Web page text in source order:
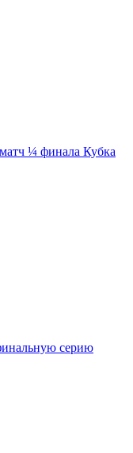
¼ финала Кубка
серию